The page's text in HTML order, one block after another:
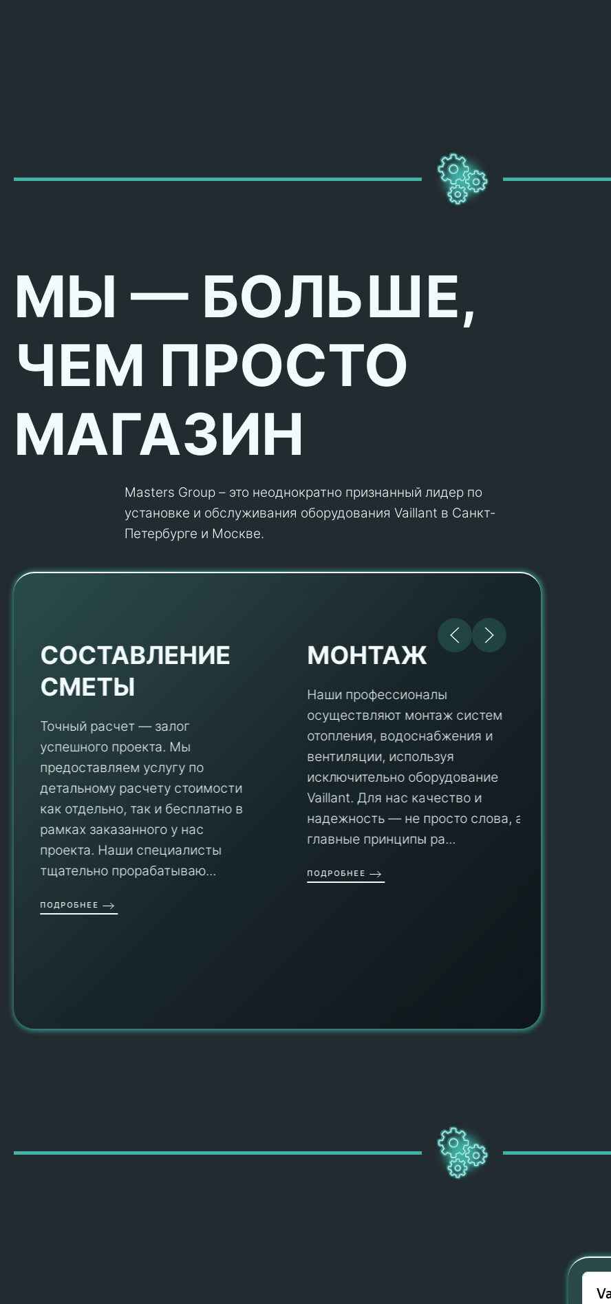
МЫ — БОЛЬШЕ,
ЧЕМ ПРОСТО
МАГАЗИН
Masters Group – это неоднократно признанный лидер по
установке и обслуживания оборудования Vaillant в Санкт-
Петербурге и Москве.
СОСТАВЛЕНИЕ
СМЕТЫ
Точный расчет — залог
успешного проекта. Мы
предоставляем услугу по
детальному расчету стоимости
как отдельно, так и бесплатно в
рамках заказанного у нас
проекта. Наши специалисты
тщательно прорабатываю...
ПОДРОБНЕЕ
МОНТАЖ
Наши профессионалы
осуществляют монтаж систем
отопления, водоснабжения и
вентиляции, используя
исключительно оборудование
Vaillant. Для нас качество и
надежность — не просто слова, а
главные принципы ра...
ПОДРОБНЕЕ